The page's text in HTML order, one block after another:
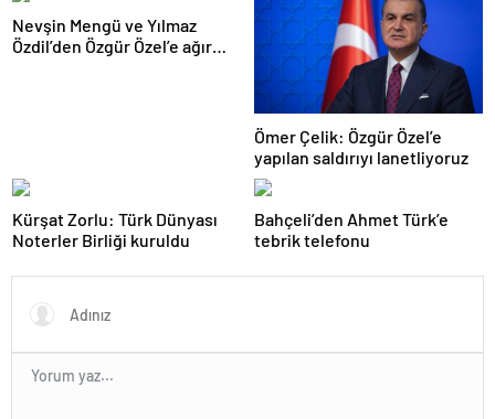
Nevşin Mengü ve Yılmaz
Özdil’den Özgür Özel’e ağır
Ömer Çelik: Özgür Özel’e
yapılan saldırıyı lanetliyoruz
Kürşat Zorlu: Türk Dünyası
Noterler Birliği kuruldu
Bahçeli’den Ahmet Türk’e
tebrik telefonu